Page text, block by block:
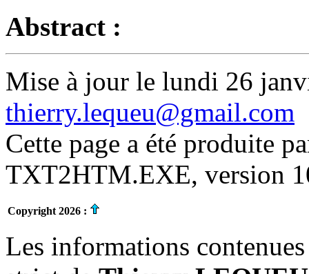
Abstract :
Mise à jour le lundi 26
thierry.lequeu@gmail.com
Cette page a été produite
TXT2HTM.EXE, version
Copyright 2026 :
Les informations